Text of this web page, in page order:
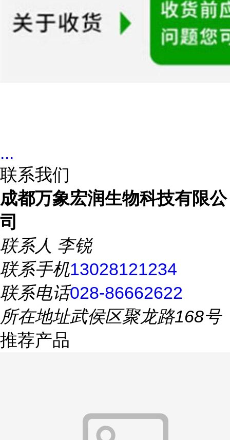
...
联系我们
成都万象宏润生物科技有限公
司
联系人 李锐
联系手机13028121234
联系电话028-86662622
所在地址武侯区聚龙路168号
推荐产品